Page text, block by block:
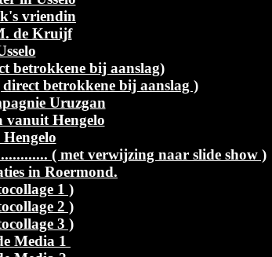
vriendin
de Kruijf
betrokkene bij aanslag)
betrokkene bij aanslag )
Uruzgan
vanuit Hengelo
( met verwijzing naar slide show )
in Roermond.
1 )
2 )
3 )
Media 1